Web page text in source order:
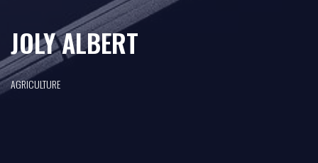
JOLY ALBERT
AGRICULTURE